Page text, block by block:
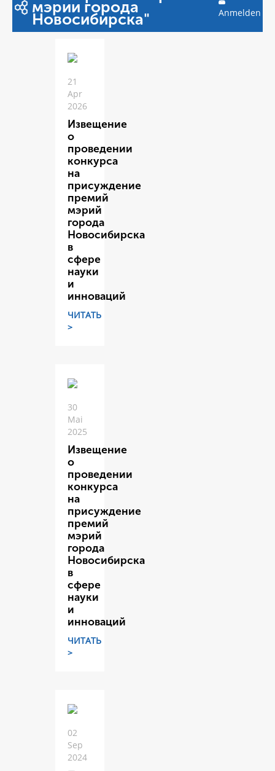
мэрии города
Новосибирска" Anmelden
21
Apr
2026
Извещение
о
проведении
конкурса
на
присуждение
премий
мэрий
города
Новосибирска
в
сфере
науки
и
инноваций
ЧИТАТЬ
>
30
Mai
2025
Извещение
о
проведении
конкурса
на
присуждение
премий
мэрий
города
Новосибирска
в
сфере
науки
и
инноваций
ЧИТАТЬ
>
02
Sep
2024